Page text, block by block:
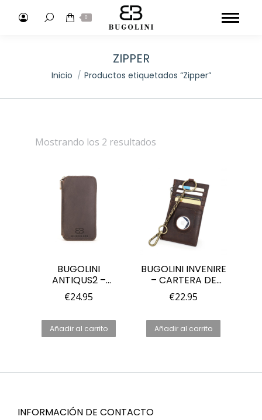
Buscar: 0
ZIPPER
Estás aquí:
Inicio Productos etiquetados “Zipper”
Mostrando los 2 resultados
BUGOLINI
ANTIQUS2 –
ESTUCHE DOBLE
PARA RELOJES –
CON BOLSILLO
CON CREMALLER
€24.95
Añadir al carrito
BUGOLINI INVENIRE
– CARTERA DE
CUERO GENUINO
RFID CON ESPACIO
– MONEDAS – IOS
AIRTAG CON
MARRÓN
€22.95
Añadir al carrito
INFORMACIÓN DE CONTACTO